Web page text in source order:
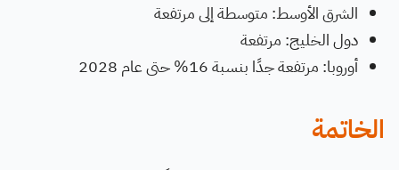
الشرق الأوسط: متوسطة إلى مرتفعة
دول الخليج: مرتفعة
أوروبا: مرتفعة جدًا بنسبة 16% حتى عام 2028
الخاتمة